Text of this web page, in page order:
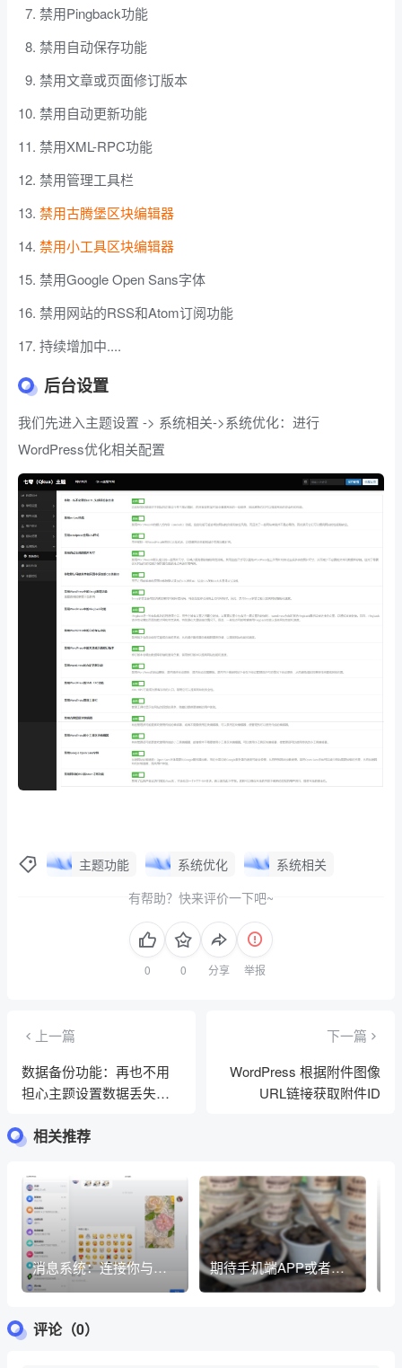
禁用Pingback功能
禁用自动保存功能
禁用文章或页面修订版本
禁用自动更新功能
禁用XML-RPC功能
禁用管理工具栏
禁用古腾堡区块编辑器
禁用小工具区块编辑器
禁用Google Open Sans字体
禁用网站的RSS和Atom订阅功能
持续增加中....
后台设置
我们先进入主题设置 -> 系统相关->系统优化：进行
WordPress优化相关配置
主题功能 系统优化
系统相关
有帮助？快来评价一下吧~
分享 举报
上一篇
数据备份功能：再也不用
担心主题设置数据丢失和
下一篇
WordPress 根据附件图像
URL链接获取附件ID
相关推荐
消息系统：连接你与世
界的纽带
期待手机端APP或者小
程序早日到来
评论（0）